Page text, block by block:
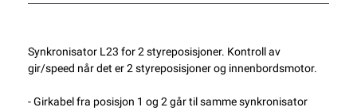
Synkronisator L23 for 2 styreposisjoner. Kontroll av
gir/speed når det er 2 styreposisjoner og innenbordsmotor.
- Girkabel fra posisjon 1 og 2 går til samme synkronisator